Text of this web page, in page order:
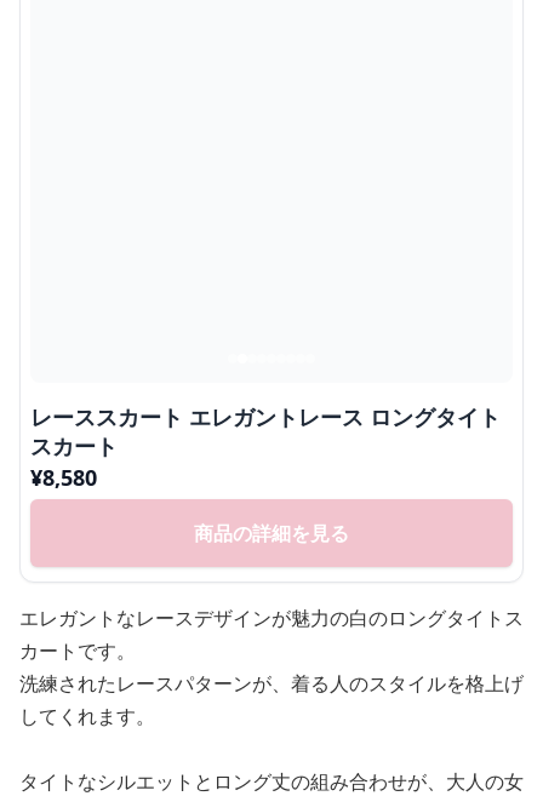
レーススカート エレガントレース ロングタイト
スカート
¥8,580
商品の詳細を見る
エレガントなレースデザインが魅力の白のロングタイトス
カートです。
洗練されたレースパターンが、着る人のスタイルを格上げ
してくれます。
タイトなシルエットとロング丈の組み合わせが、大人の女